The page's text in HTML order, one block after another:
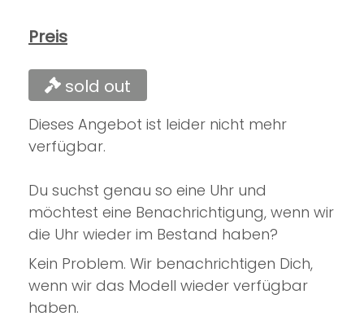
Preis
sold out
Dieses Angebot ist leider nicht mehr
verfügbar.
Du suchst genau so eine Uhr und
möchtest eine Benachrichtigung, wenn wir
die Uhr wieder im Bestand haben?
Kein Problem. Wir benachrichtigen Dich,
wenn wir das Modell wieder verfügbar
haben.